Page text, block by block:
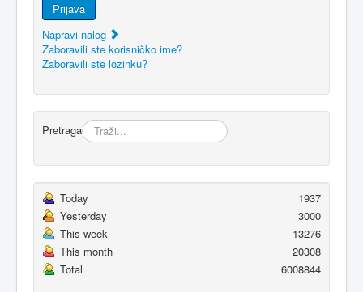
Prijava
Napravi nalog
Zaboravili ste korisničko ime?
Zaboravili ste lozinku?
Pretraga
Today
1937
Yesterday
3000
This week
13276
This month
20308
Total
6008844